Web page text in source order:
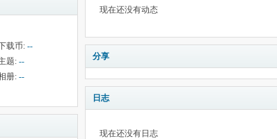
载币: --
题: --
册: --
现在还没有动态
分享
日志
现在还没有日志